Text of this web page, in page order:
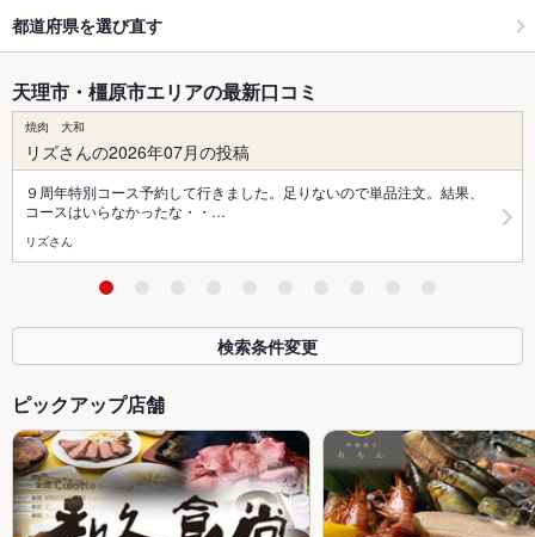
都道府県を選び直す
天理市・橿原市エリアの最新口コミ
焼肉 大和
リズさんの2026年07月の投稿
９周年特別コース予約して行きました。足りないので単品注文。結果、
コースはいらなかったな・・…
リズさん
検索条件変更
ピックアップ店舗